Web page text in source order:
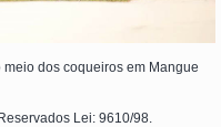
dos coqueiros em Mangue
Lei: 9610/98.